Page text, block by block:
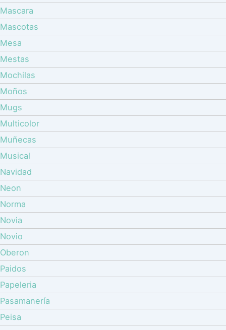
Mascara
Mascotas
Mesa
Mestas
Mochilas
Moños
Mugs
Multicolor
Muñecas
Musical
Navidad
Neon
Norma
Novia
Novio
Oberon
Paidos
Papeleria
Pasamanería
Peisa